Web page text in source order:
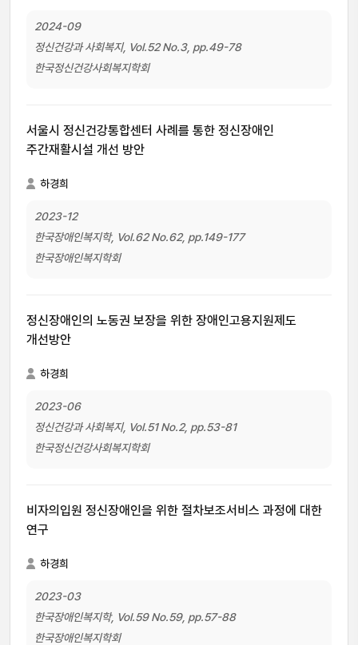
2024-09
정신건강과 사회복지, Vol.52 No.3, pp.49-78
한국정신건강사회복지학회
서울시 정신건강통합센터 사례를 통한 정신장애인
주간재활시설 개선 방안
하경희
2023-12
한국장애인복지학, Vol.62 No.62, pp.149-177
한국장애인복지학회
정신장애인의 노동권 보장을 위한 장애인고용지원제도
개선방안
하경희
2023-06
정신건강과 사회복지, Vol.51 No.2, pp.53-81
한국정신건강사회복지학회
비자의입원 정신장애인을 위한 절차보조서비스 과정에 대한
연구
하경희
2023-03
한국장애인복지학, Vol.59 No.59, pp.57-88
한국장애인복지학회